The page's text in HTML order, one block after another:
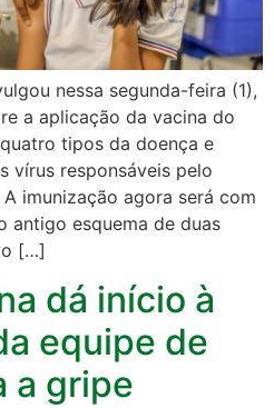
nessa segunda-feira (1),
a aplicação da vacina do
tipos da doença e
vírus responsáveis pelo
imunização agora será com
antigo esquema de duas
[…]
dá início à
equipe de
a gripe